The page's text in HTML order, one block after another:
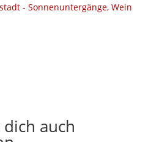
- Sonnenuntergänge, Wein
auch